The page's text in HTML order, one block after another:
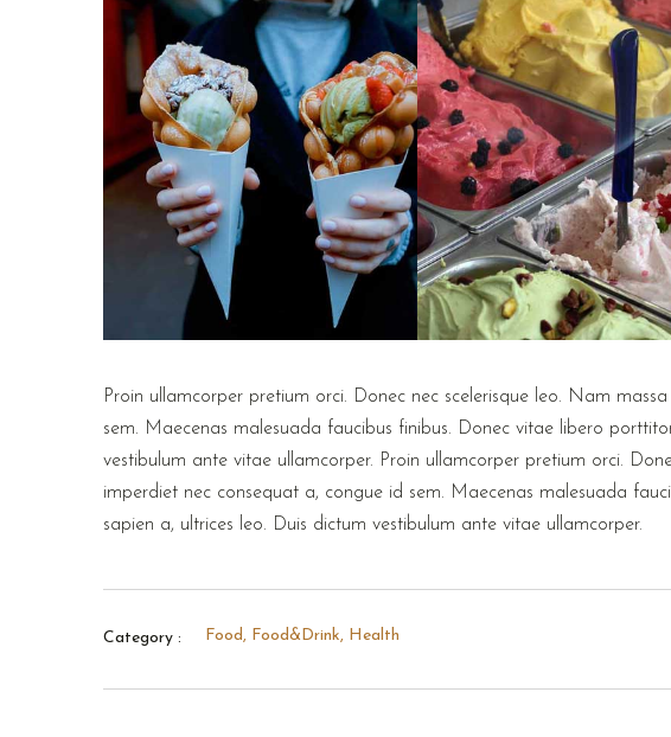
Proin ullamcorper pretium orci. Donec nec scelerisque leo. Nam
sem. Maecenas malesuada faucibus finibus. Donec vitae libero
vestibulum ante vitae ullamcorper. Proin ullamcorper pretium orci.
imperdiet nec consequat a, congue id sem. Maecenas malesuada
sapien a, ultrices leo. Duis dictum vestibulum ante vitae ullamcorper.
Category : Food, Food&Drink, Health